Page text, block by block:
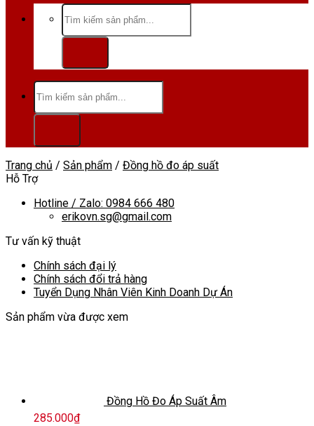
Tìm
kiếm:
Tìm
kiếm:
Trang chủ / Sản phẩm / Đồng hồ đo áp suất
Hỗ Trợ
Hotline / Zalo: 0984 666 480
erikovn.sg@gmail.com
Tư vấn kỹ thuật
Chính sách đại lý
Chính sách đổi trả hàng
Tuyển Dụng Nhân Viên Kinh Doanh Dự Án
Sản phẩm vừa được xem
Đồng Hồ Đo Áp Suất Âm
285.000₫